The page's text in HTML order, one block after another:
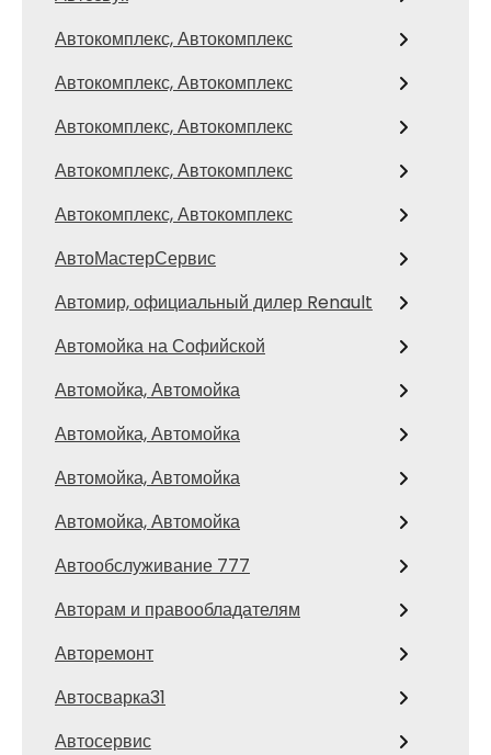
Автокомплекс, Автокомплекс
Автокомплекс, Автокомплекс
Автокомплекс, Автокомплекс
Автокомплекс, Автокомплекс
Автокомплекс, Автокомплекс
АвтоМастерСервис
Автомир, официальный дилер Renault
Автомойка на Софийской
Автомойка, Автомойка
Автомойка, Автомойка
Автомойка, Автомойка
Автомойка, Автомойка
Автообслуживание 777
Авторам и правообладателям
Авторемонт
Автосварка31
Автосервис